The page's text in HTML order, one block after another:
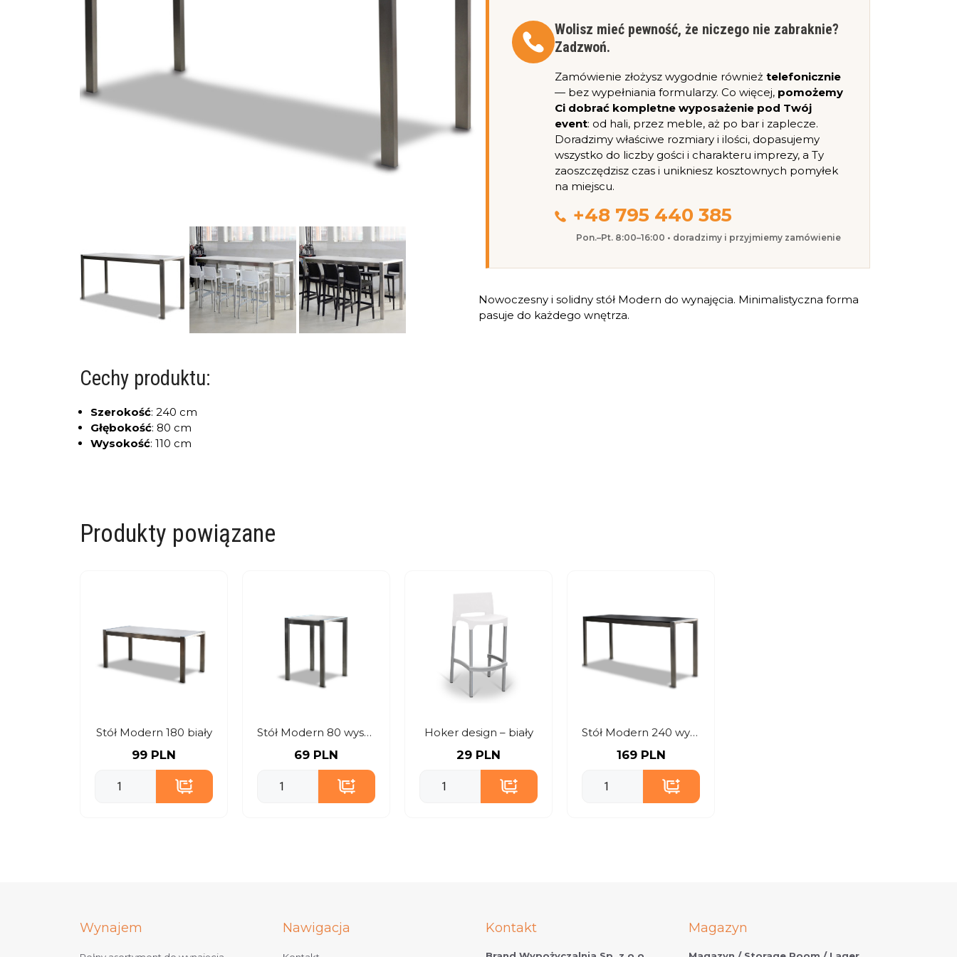
Cechy produktu:
Szerokość: 240 cm
Głębokość: 80 cm
Wysokość: 110 cm
Wolisz mieć pewność, że niczego nie zabraknie?
Zadzwoń.
Zamówienie złożysz wygodnie również telefonicznie
— bez wypełniania formularzy. Co więcej, pomożemy
Ci dobrać kompletne wyposażenie pod Twój
event: od hali, przez meble, aż po bar i zaplecze.
Doradzimy właściwe rozmiary i ilości, dopasujemy
wszystko do liczby gości i charakteru imprezy, a Ty
zaoszczędzisz czas i unikniesz kosztownych pomyłek
na miejscu.
+48 795 440 385
Pon.–Pt. 8:00–16:00 • doradzimy i przyjmiemy zamówienie
Nowoczesny i solidny stół Modern do wynajęcia. Minimalistyczna forma
pasuje do każdego wnętrza.
Produkty powiązane
Stół Modern 180 biały
99 PLN
Stół Modern 80 wysoki biały
69 PLN
Hoker design – biały
29 PLN
Stół Modern 240 wysoki czarny
169 PLN
Wynajem Nawigacja Kontakt Magazyn